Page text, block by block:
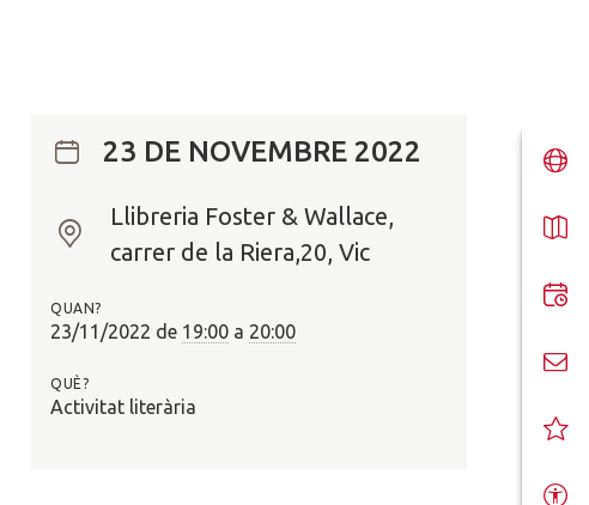
23 DE NOVEMBRE 2022
O
?
Llibreria Foster & Wallace,
carrer de la Riera,20, Vic
QUAN?
23/11/2022 de 19:00 a 20:00
QUÈ?
Activitat literària